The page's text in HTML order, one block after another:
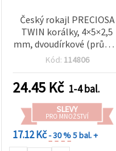
Český rokajl PRECIOSA
TWIN korálky, 4×5×2,5
mm, dvoudírkové (průměr
dírek 1 mm), matná
zelená, 10 g (±130 ks)
Kód: 114806
24.45 Kč 1-4 bal.
SLEVY
PRO MNOŽSTVÍ
17.12 Kč- 30 %5 bal. +